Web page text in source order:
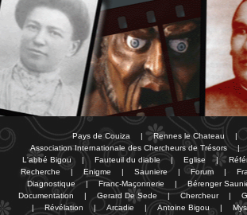
Pays de Couiza | Rennes le Chateau |
Association Internationale des Chercheurs de Trésors
|
L'abbé Bigou
| Fauteuil du diable | Eglise |
Recherche
| Enigme | Sauniere | Forum |
Diagnostique
| Franc-Maçonnerie | Bérenger
Documentation
| Gerard De Sede | Chercheur |
|
Révélation | Arcadie | Antoine Bigou |